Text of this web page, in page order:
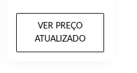
VER PREÇO
ATUALIZADO